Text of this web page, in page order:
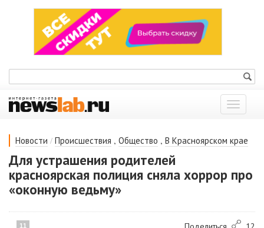
Показать
меню
Новости / Происшествия , Общество , В Красноярском крае
Для устрашения родителей
красноярская полиция сняла хоррор про
«оконную ведьму»
11